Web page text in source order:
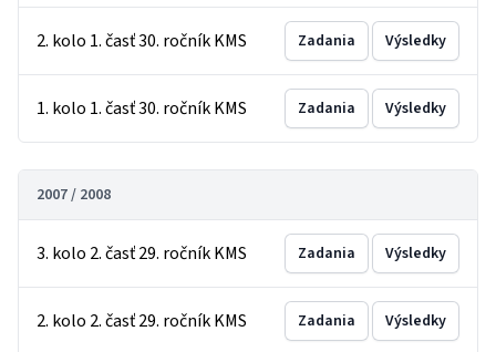
2. kolo 1. časť 30. ročník KMS Zadania Výsledky
1. kolo 1. časť 30. ročník KMS Zadania Výsledky
2007 / 2008
3. kolo 2. časť 29. ročník KMS Zadania Výsledky
2. kolo 2. časť 29. ročník KMS Zadania Výsledky